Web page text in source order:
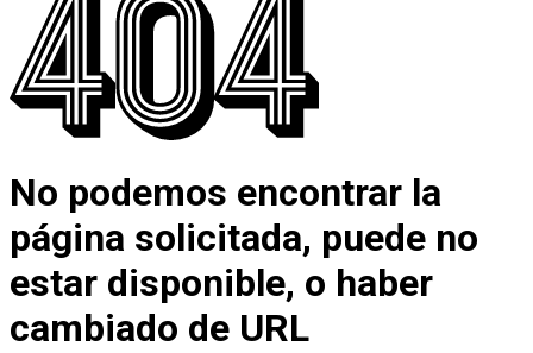
No podemos encontrar la
página solicitada, puede no
estar disponible, o haber
cambiado de URL